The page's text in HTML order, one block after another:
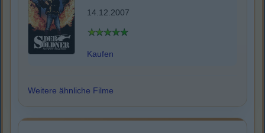
14.12.2007
Kaufen
Weitere ähnliche Filme